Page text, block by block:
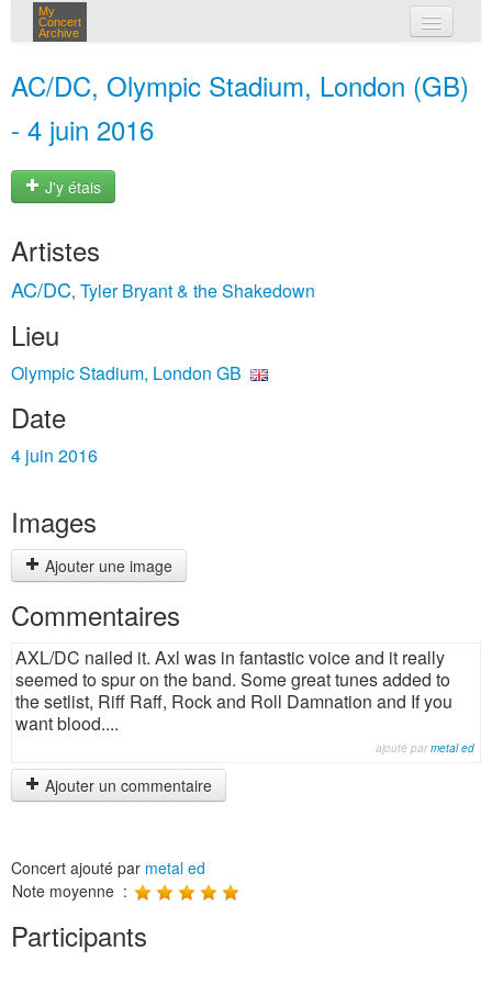
My
Concert
Archive
AC/DC, Olympic Stadium, London (GB)
- 4 juin 2016
J'y étais
Artistes
AC/DC, Tyler Bryant & the Shakedown
Lieu
Olympic Stadium, London GB
Date
4 juin 2016
Images
Ajouter une image
Commentaires
AXL/DC nailed it. Axl was in fantastic voice and it really
seemed to spur on the band. Some great tunes added to
the setlist, Riff Raff, Rock and Roll Damnation and If you
want blood....
ajouté parmetal ed
Ajouter un commentaire
Concert ajouté par metal ed
Note moyenne :
Participants